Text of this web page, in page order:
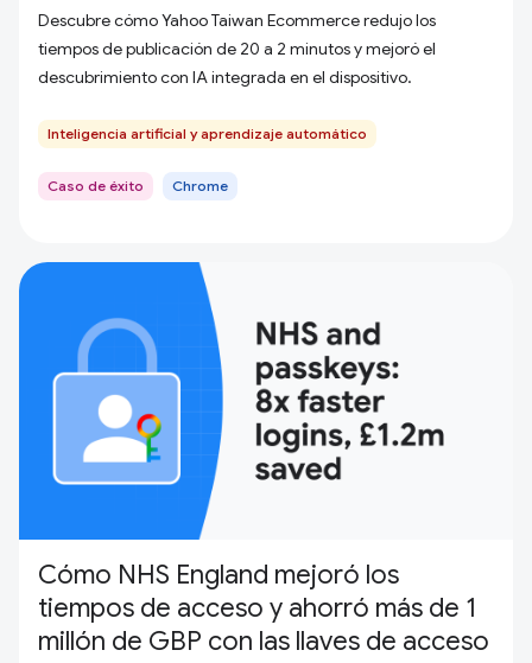
Descubre cómo Yahoo Taiwan Ecommerce redujo los
tiempos de publicación de 20 a 2 minutos y mejoró el
descubrimiento con IA integrada en el dispositivo.
Inteligencia artificial y aprendizaje automático
Caso de éxito Chrome
Cómo NHS England mejoró los
tiempos de acceso y ahorró más de 1
millón de GBP con las llaves de acceso